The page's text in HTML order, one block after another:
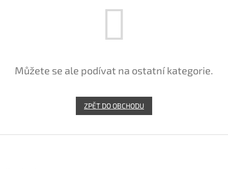
Můžete se ale podívat na ostatní kategorie.
ZPĚT DO OBCHODU